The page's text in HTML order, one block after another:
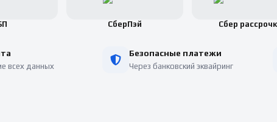
СберПэй Сбер
всех данных
Безопасные платежи
Через банковский эквайринг